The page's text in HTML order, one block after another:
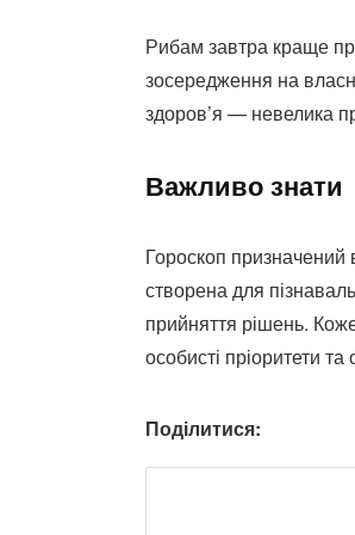
Рибам завтра краще
зосередження на
здоров’я — невелика
Важливо знати
Гороскоп призначений
створена для
прийняття рішень.
особисті пріоритети
Поділитися: